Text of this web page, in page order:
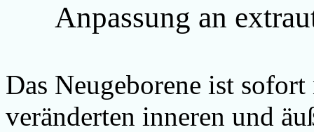
Anpassung an
Das Neugeborene ist
veränderten inneren und